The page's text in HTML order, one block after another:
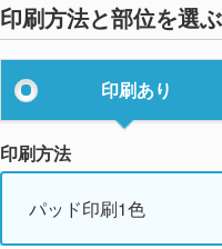
印刷方法と部位を選ぶ
印刷あり
印刷方法
パッド印刷1色